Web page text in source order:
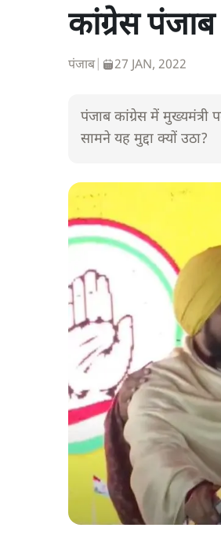
कांग्रेस पंजाब
पंजाब| 27 JAN, 2022
पंजाब कांग्रेस में
सामने यह मुद्दा क्यों उठा?